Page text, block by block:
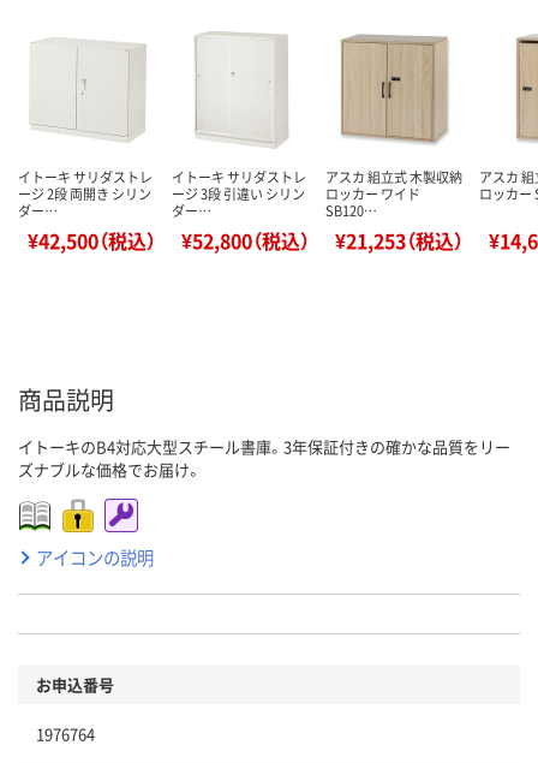
イトーキ サリダストレ
ージ 2段 両開き シリン
ダー…
¥42,500（税込）
イトーキ サリダストレ
ージ 3段 引違い シリン
ダー…
¥52,800（税込）
アスカ 組立式 木製収納
ロッカー ワイド
SB120…
¥21,253（税込）
アスカ
ロッカー
商品説明
イトーキのB4対応大型スチール書庫。3年保証付きの確かな品質をリー
ズナブルな価格でお届け。
アイコンの説明
お申込番号
1976764